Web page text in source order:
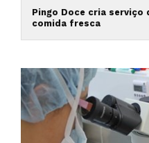
Pingo Doce cria serviço
comida fresca